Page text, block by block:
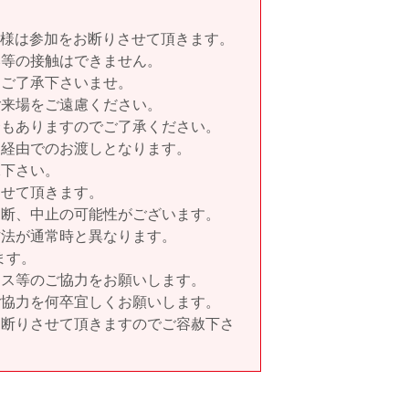
は参加をお断りさせて頂きます。
の接触はできません。
了承下さいませ。
場をご遠慮ください。
ありますのでご了承ください。
由でのお渡しとなります。
さい。
て頂きます。
、中止の可能性がございます。
が通常時と異なります。
。
等のご協力をお願いします。
力を何卒宜しくお願いします。
りさせて頂きますのでご容赦下さ